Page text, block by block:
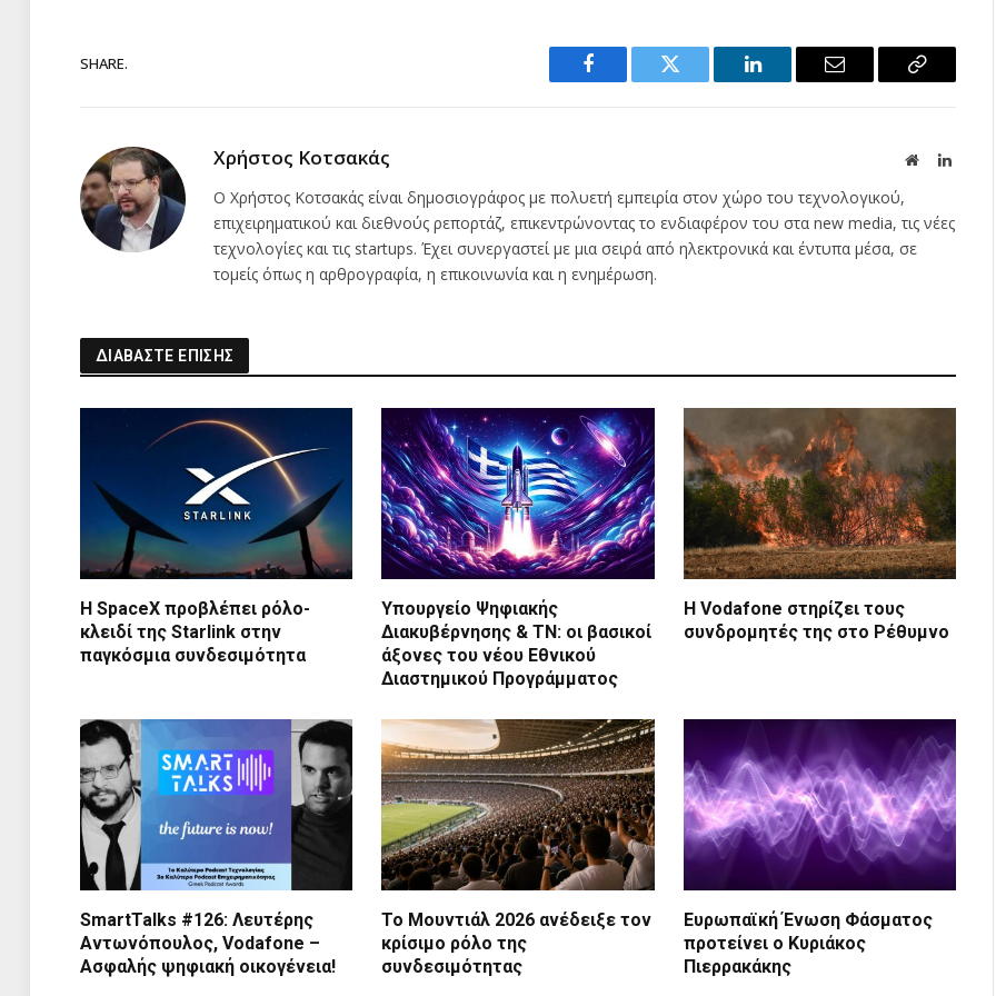
SHARE.
Facebook Twitter LinkedIn Email
Copy
Χρήστος Κοτσακάς Website
Ο Χρήστος Κοτσακάς είναι δημοσιογράφος με πολυετή εμπειρία στον χώρο του τεχνολογικού,
επιχειρηματικού και διεθνούς ρεπορτάζ, επικεντρώνοντας το ενδιαφέρον του στα new media, τις νέες
τεχνολογίες και τις startups. Έχει συνεργαστεί με μια σειρά από ηλεκτρονικά και έντυπα μέσα, σε
τομείς όπως η αρθρογραφία, η επικοινωνία και η ενημέρωση.
ΔΙΑΒΑΣΤΕ ΕΠΙΣΗΣ
Η SpaceX προβλέπει ρόλο-
κλειδί της Starlink στην
παγκόσμια συνδεσιμότητα
Υπουργείο Ψηφιακής
Διακυβέρνησης & ΤΝ: οι βασικοί
άξονες του νέου Εθνικού
Διαστημικού Προγράμματος
Η Vodafone στηρίζει τους
συνδρομητές της στο Ρέθυμνο
SmartTalks #126: Λευτέρης
Αντωνόπουλος, Vodafone –
Ασφαλής ψηφιακή οικογένεια!
Το Μουντιάλ 2026 ανέδειξε τον
κρίσιμο ρόλο της
συνδεσιμότητας
Ευρωπαϊκή Ένωση Φάσματος
προτείνει ο Κυριάκος
Πιερρακάκης